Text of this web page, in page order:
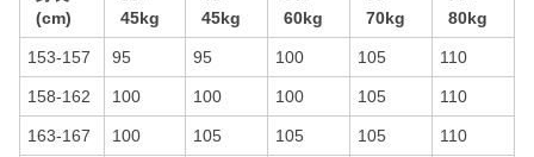
(cm)
45kg
45kg
60kg
70kg
80kg
153-157 95 95 100 105 110
158-162 100 100 100 105 110
163-167 100 105 105 105 110